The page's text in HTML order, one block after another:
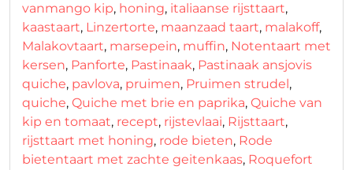
vanmango kip, honing, italiaanse rijsttaart,
kaastaart, Linzertorte, maanzaad taart, malakoff,
Malakovtaart, marsepein, muffin, Notentaart met
kersen, Panforte, Pastinaak, Pastinaak ansjovis
quiche, pavlova, pruimen, Pruimen strudel,
quiche, Quiche met brie en paprika, Quiche van
kip en tomaat, recept, rijstevlaai, Rijsttaart,
rijsttaart met honing, rode bieten, Rode
bietentaart met zachte geitenkaas, Roquefort